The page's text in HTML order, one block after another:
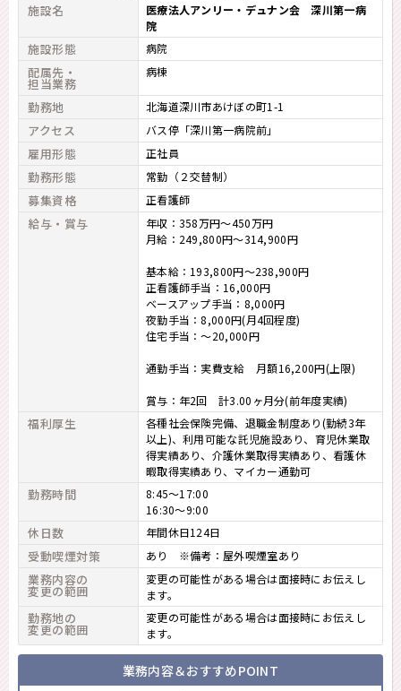
施設名
医療法人アンリー・デュナン会 深川第一病
院
施設形態 病院
配属先・
担当業務
病棟
勤務地 北海道深川市あけぼの町1-1
アクセス バス停「深川第一病院前」
雇用形態 正社員
勤務形態 常勤（２交替制）
募集資格 正看護師
給与・賞与
年収：358万円～450万円
月給：249,800円～314,900円
基本給：193,800円～238,900円
正看護師手当：16,000円
ベースアップ手当：8,000円
夜勤手当：8,000円(月4回程度)
住宅手当：～20,000円
通勤手当：実費支給 月額16,200円(上限)
賞与：年2回 計3.00ヶ月分(前年度実績)
福利厚生
各種社会保険完備、退職金制度あり(勤続3年
以上)、利用可能な託児施設あり、育児休業取
得実績あり、介護休業取得実績あり、看護休
暇取得実績あり、マイカー通勤可
勤務時間
8:45～17:00
16:30～9:00
休日数 年間休日124日
受動喫煙対策 あり ※備考：屋外喫煙室あり
業務内容の
変更の範囲
変更の可能性がある場合は面接時にお伝えし
ます。
勤務地の
変更の範囲
変更の可能性がある場合は面接時にお伝えし
ます。
業務内容＆おすすめPOINT